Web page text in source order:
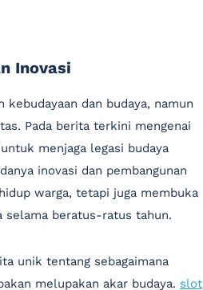
Inovasi
kebudayaan dan budaya, namun
Pada berita terkini mengenai
menjaga legasi budaya
inovasi dan pembangunan
warga, tetapi juga membuka
selama beratus-ratus tahun.
unik tentang sebagaimana
melupakan akar budaya. slot